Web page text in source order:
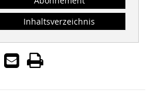
Inhaltsverzeichnis